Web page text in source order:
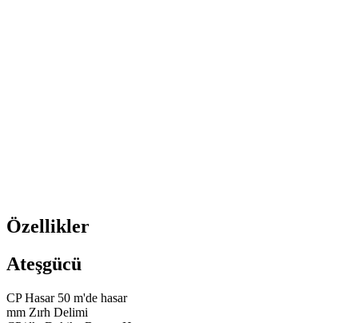
Özellikler
Ateşgücü
CPHasar 50 m'de hasar
mm Zırh Delimi